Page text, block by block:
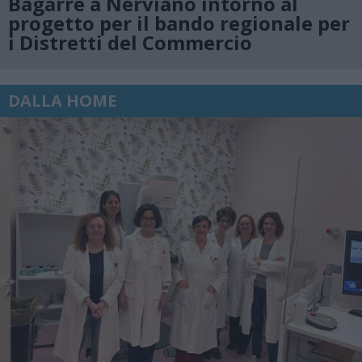
progetto per il bando regionale per
i Distretti del Commercio
DALLA HOME